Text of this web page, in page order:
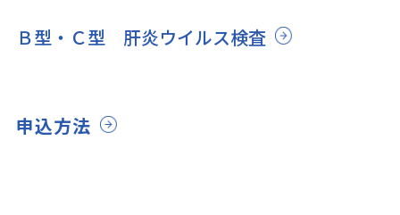
Ｂ型・Ｃ型 肝炎ウイルス検査
申込方法